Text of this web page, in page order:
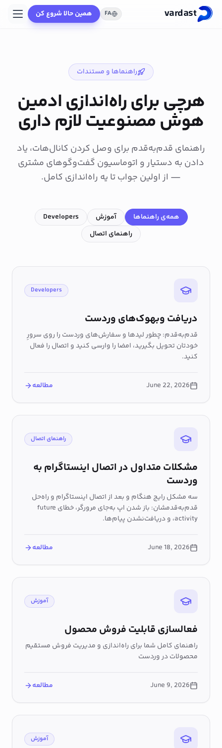
vardast
FA همین حالا شروع کن
راهنماها و مستندات
هرچی برای راه‌اندازی ادمین
هوش مصنوعیت لازم داری
راهنمای قدم‌به‌قدم برای وصل کردن کانال‌هات، یاد
دادن به دستیار و اتوماسیون گفت‌وگوهای مشتری
— از اولین جواب تا یه راه‌اندازی کامل.
همه‌ی راهنماها آموزش
Developers
راهنمای اتصال
Developers
دریافت وبهوک‌های وردست
قدم‌به‌قدم: چطور لیدها و سفارش‌های وردست را روی سرورِ
خودتان تحویل بگیرید، امضا را وارسی کنید و اتصال را فعال
کنید.
June 22, 2026 مطالعه
راهنمای اتصال
مشکلات متداول در اتصال اینستاگرام به
وردست
سه مشکل رایج هنگام و بعد از اتصال اینستاگرام و راه‌حل
قدم‌به‌قدمشان: باز شدن اپ به‌جای مرورگر، خطای future
activity، و دریافت‌نشدن پیام‌ها.
June 18, 2026 مطالعه
آموزش
فعالسازی قابلیت فروش محصول
راهنمای کامل شما برای راه‌اندازی و مدیریت فروش مستقیم
محصولات در وردست
June 9, 2026 مطالعه
آموزش